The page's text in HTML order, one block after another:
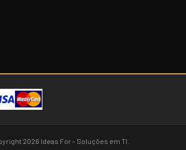
2026 Ideas For - Soluções em TI.